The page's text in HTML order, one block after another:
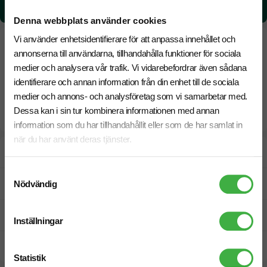
Denna webbplats använder cookies
Vi använder enhetsidentifierare för att anpassa innehållet och
annonserna till användarna, tillhandahålla funktioner för sociala
medier och analysera vår trafik. Vi vidarebefordrar även sådana
identifierare och annan information från din enhet till de sociala
medier och annons- och analysföretag som vi samarbetar med.
Dessa kan i sin tur kombinera informationen med annan
information som du har tillhandahållit eller som de har samlat in
när du har använt deras tjänster.
Nödvändig
Inställningar
Statistik
Fri offert
Prisgaranti